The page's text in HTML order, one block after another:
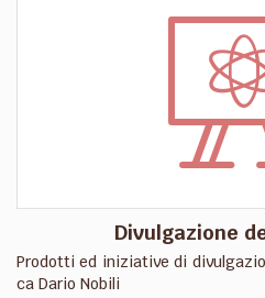
Divulgazione
Prodotti ed iniziative di
ca Dario Nobili